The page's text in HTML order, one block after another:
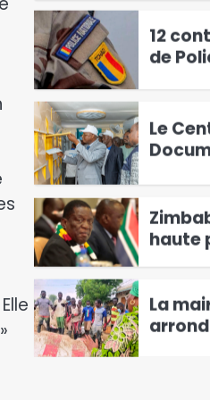
4
de
pour
5
sa
6
haute
du
1
La